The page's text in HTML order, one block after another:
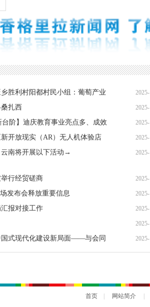
胜利村阳都村民小组：葡萄产业
扎西
台阶】迪庆教育事业亮点多、成效
开放现实（AR）无人机体验店
南将开展以下活动→
行经贸磋商
发布会释放重要信息
报对接工作
国式现代化建设新局面——与会同
四中全会精神